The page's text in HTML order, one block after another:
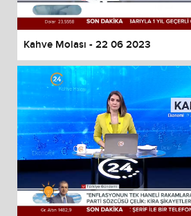
Kahve Molası - 22 06 2023